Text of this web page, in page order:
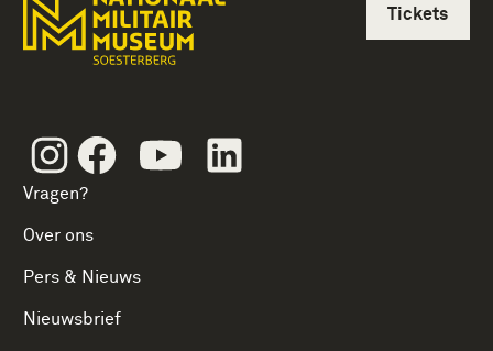
InstagramFacebookYoutube
Vragen?
Over ons
Pers & Nieuws
Nieuwsbrief
Tickets